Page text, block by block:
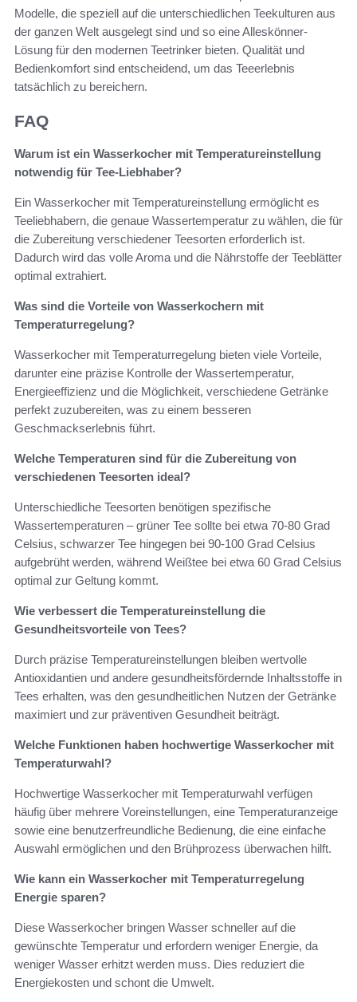
Modelle, die speziell auf die unterschiedlichen Teekulturen aus
der ganzen Welt ausgelegt sind und so eine Alleskönner-
Lösung für den modernen Teetrinker bieten. Qualität und
Bedienkomfort sind entscheidend, um das Teeerlebnis
tatsächlich zu bereichern.
FAQ
Warum ist ein Wasserkocher mit Temperatureinstellung
notwendig für Tee-Liebhaber?
Ein Wasserkocher mit Temperatureinstellung ermöglicht es
Teeliebhabern, die genaue Wassertemperatur zu wählen, die für
die Zubereitung verschiedener Teesorten erforderlich ist.
Dadurch wird das volle Aroma und die Nährstoffe der Teeblätter
optimal extrahiert.
Was sind die Vorteile von Wasserkochern mit
Temperaturregelung?
Wasserkocher mit Temperaturregelung bieten viele Vorteile,
darunter eine präzise Kontrolle der Wassertemperatur,
Energieeffizienz und die Möglichkeit, verschiedene Getränke
perfekt zuzubereiten, was zu einem besseren
Geschmackserlebnis führt.
Welche Temperaturen sind für die Zubereitung von
verschiedenen Teesorten ideal?
Unterschiedliche Teesorten benötigen spezifische
Wassertemperaturen – grüner Tee sollte bei etwa 70-80 Grad
Celsius, schwarzer Tee hingegen bei 90-100 Grad Celsius
aufgebrüht werden, während Weißtee bei etwa 60 Grad Celsius
optimal zur Geltung kommt.
Wie verbessert die Temperatureinstellung die
Gesundheitsvorteile von Tees?
Durch präzise Temperatureinstellungen bleiben wertvolle
Antioxidantien und andere gesundheitsfördernde Inhaltsstoffe in
Tees erhalten, was den gesundheitlichen Nutzen der Getränke
maximiert und zur präventiven Gesundheit beiträgt.
Welche Funktionen haben hochwertige Wasserkocher mit
Temperaturwahl?
Hochwertige Wasserkocher mit Temperaturwahl verfügen
häufig über mehrere Voreinstellungen, eine Temperaturanzeige
sowie eine benutzerfreundliche Bedienung, die eine einfache
Auswahl ermöglichen und den Brühprozess überwachen hilft.
Wie kann ein Wasserkocher mit Temperaturregelung
Energie sparen?
Diese Wasserkocher bringen Wasser schneller auf die
gewünschte Temperatur und erfordern weniger Energie, da
weniger Wasser erhitzt werden muss. Dies reduziert die
Energiekosten und schont die Umwelt.